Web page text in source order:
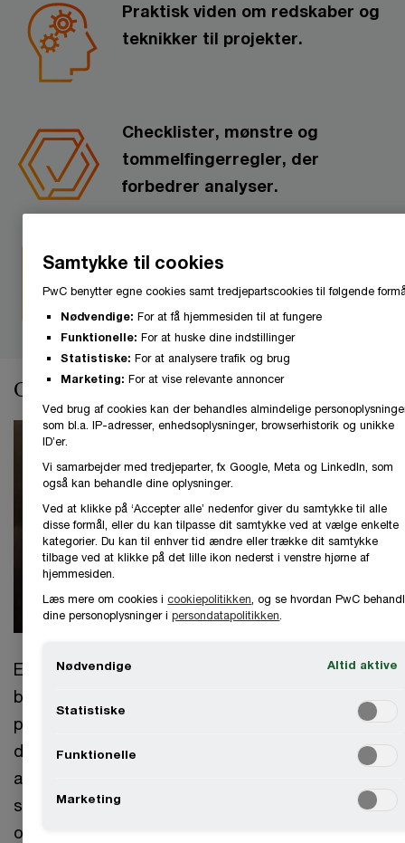
Praktisk viden om redskaber og
teknikker til projekter.
Checklister, mønstre og
tommelfingerregler, der
forbedrer analyser.
Kendskab til branchestandarder
forretningsmodellering.
Om kurset
En god forståelse af forretningens processer og
begreber er afgørende for at lykkes med IT
projekter. Brugen af modeller i form af
diagrammer og beskrivelser undervejs hjælper til
at stille de rigtige spørgsmål og fastholde
svarene, både ved kortlægning af nu-situationen
og fastlæggelse af den fremtidige situation.
Samtykke til cookies
PwC benytter egne cookies samt tredjepartscookies til følgende
Nødvendige: For at få hjemmesiden til at fungere
Funktionelle: For at huske dine indstillinger
Statistiske: For at analysere trafik og brug
Marketing: For at vise relevante annoncer
Ved brug af cookies kan der behandles almindelige
som bl.a. IP-adresser, enhedsoplysninger, browserhistorik og unikke
ID’er.
Vi samarbejder med tredjeparter, fx Google, Meta og LinkedIn, som
også kan behandle dine oplysninger.
Ved at klikke på ‘Accepter alle’ nedenfor giver du samtykke til alle
disse formål, eller du kan tilpasse dit samtykke ved at vælge enkelte
kategorier. Du kan til enhver tid ændre eller trække dit samtykke
tilbage ved at klikke på det lille ikon nederst i venstre hjørne af
hjemmesiden.
Læs mere om cookies icookiepolitikken , og se hvordan PwC
dine personoplysninger ipersondatapolitikken
Nødvendige Altid aktive
Statistiske
Funktionelle
Marketing